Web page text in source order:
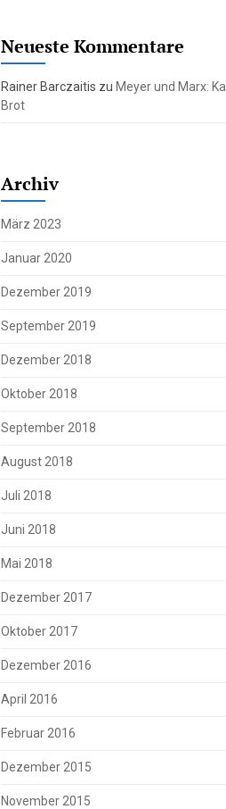
Neueste Kommentare
Rainer Barczaitis zu Meyer und Marx:
Brot
Archiv
März 2023
Januar 2020
Dezember 2019
September 2019
Dezember 2018
Oktober 2018
September 2018
August 2018
Juli 2018
Juni 2018
Mai 2018
Dezember 2017
Oktober 2017
Dezember 2016
April 2016
Februar 2016
Dezember 2015
November 2015